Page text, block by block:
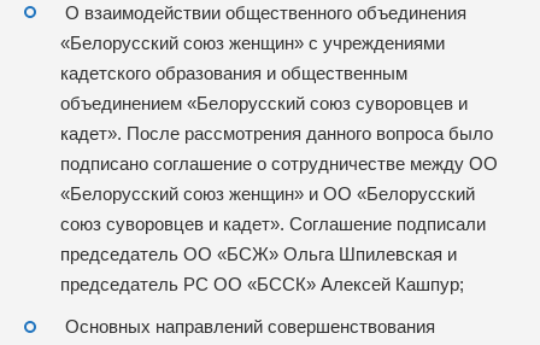
О взаимодействии общественного объединения
«Белорусский союз женщин» с учреждениями
кадетского образования и общественным
объединением «Белорусский союз суворовцев и
кадет». После рассмотрения данного вопроса было
подписано соглашение о сотрудничестве между ОО
«Белорусский союз женщин» и ОО «Белорусский
союз суворовцев и кадет». Соглашение подписали
председатель ОО «БСЖ» Ольга Шпилевская и
председатель РС ОО «БССК» Алексей Кашпур;
Основных направлений совершенствования